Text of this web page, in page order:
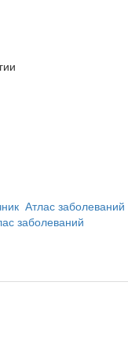
Атлас заболеваний
заболеваний